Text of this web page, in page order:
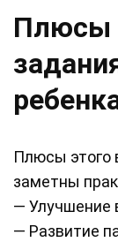
Плюсы
Плюсы этого
заметны
— Улучшение
— Развитие